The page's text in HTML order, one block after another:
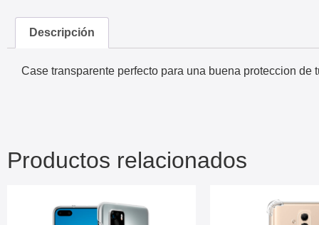
Descripción
Case transparente perfecto para una buena proteccion
Productos relacionados